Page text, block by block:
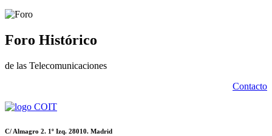
Foro Histórico
de las Telecomunicaciones
Contacto
C/ Almagro 2. 1º Izq. 28010. Madrid